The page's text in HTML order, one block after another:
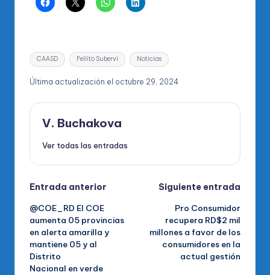
Etiquetas:
CAASD Fellito Subervi Noticias
Última actualización el octubre 29, 2024
V. Buchakova
Ver todas las entradas
Navegación
de
entradas
Entrada anterior
@COE_RD El COE
aumenta 05 provincias
en alerta amarilla y
mantiene 05 y al
Distrito
Nacional en verde
Siguiente entrada
Pro Consumidor
recupera RD$2 mil
millones a favor de los
consumidores en la
actual gestión